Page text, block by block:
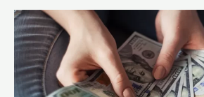
Dólar
engata
2ª
queda
consecutiva
e
fecha
em
R$
4,73,